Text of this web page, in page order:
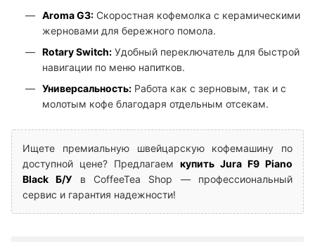
Aroma G3: Скоростная кофемолка с керамическими
жерновами для бережного помола.
Rotary Switch: Удобный переключатель для быстрой
навигации по меню напитков.
Универсальность: Работа как с зерновым, так и с
молотым кофе благодаря отдельным отсекам.
Ищете премиальную швейцарскую кофемашину по
доступной цене? Предлагаем купить Jura F9 Piano
Black Б/У в CoffeeTea Shop — профессиональный
сервис и гарантия надежности!